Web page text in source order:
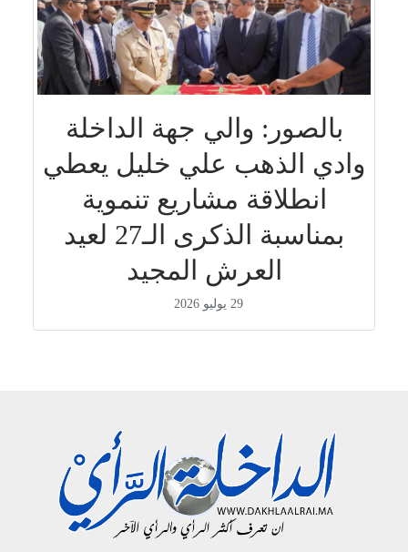
بالصور: والي جهة الداخلة
وادي الذهب علي خليل يعطي
انطلاقة مشاريع تنموية
بمناسبة الذكرى الـ27 لعيد
العرش المجيد
29 يوليو 2026